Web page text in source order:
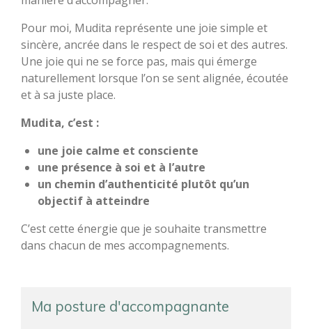
Pour moi, Mudita représente une joie simple et
sincère, ancrée dans le respect de soi et des autres.
Une joie qui ne se force pas, mais qui émerge
naturellement lorsque l’on se sent alignée, écoutée
et à sa juste place.
Mudita, c’est :
une joie calme et consciente
une présence à soi et à l’autre
un chemin d’authenticité plutôt qu’un
objectif à atteindre
C’est cette énergie que je souhaite transmettre
dans chacun de mes accompagnements.
Ma posture d'accompagnante